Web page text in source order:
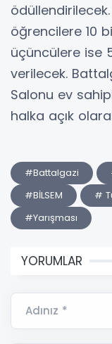
öğrencilere 10
üçüncülere ise
verilecek.
Salonu ev
halka açık
#Battalgazi
#BİLSEM
#
#Yarışması
YORUMLAR
Adınız *